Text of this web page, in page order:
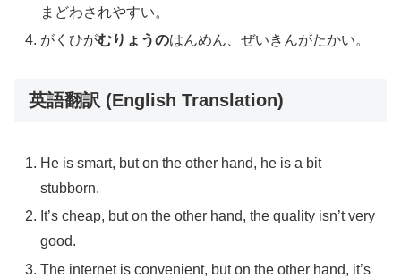
まどわされやすい。
がくひがむりょうのはんめん、ぜいきんがたかい。
英語翻訳 (English Translation)
He is smart, but on the other hand, he is a bit
stubborn.
It’s cheap, but on the other hand, the quality isn’t very
good.
The internet is convenient, but on the other hand, it’s